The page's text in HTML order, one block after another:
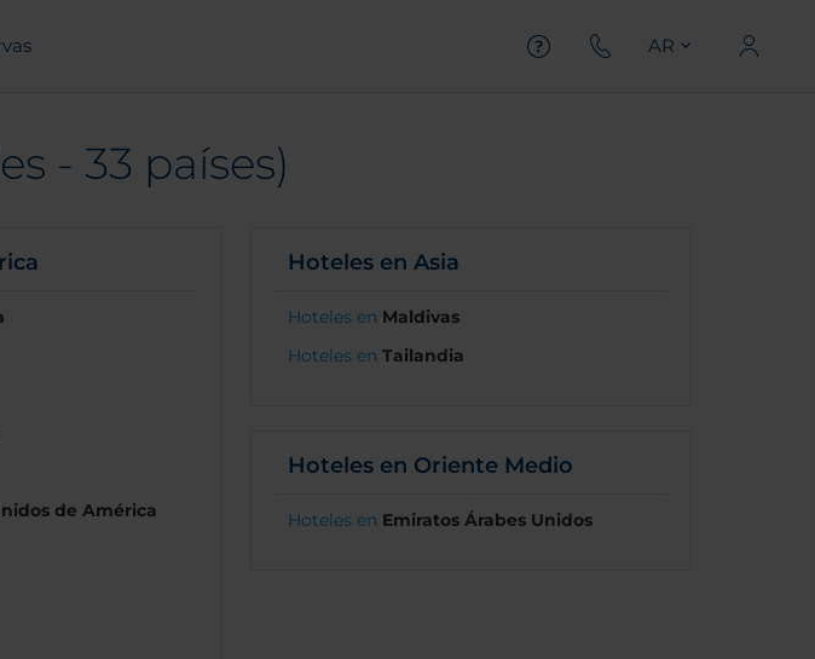
AR
- 33 países)
de América
Hoteles en Asia
Hoteles en Maldivas
Hoteles enTailandia
Hoteles en Oriente Medio
Hoteles en Emiratos Árabes Unidos